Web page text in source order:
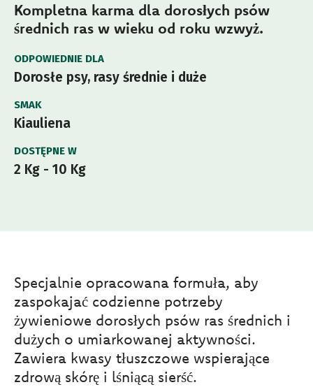
Kompletna karma dla dorosłych psów
średnich ras w wieku od roku wzwyż.
ODPOWIEDNIE DLA
Dorosłe psy, rasy średnie i duże
SMAK
Kiauliena
DOSTĘPNE W
2 Kg - 10 Kg
Specjalnie opracowana formuła, aby
zaspokajać codzienne potrzeby
żywieniowe dorosłych psów ras średnich i
dużych o umiarkowanej aktywności.
Zawiera kwasy tłuszczowe wspierające
zdrową skórę i lśniącą sierść.